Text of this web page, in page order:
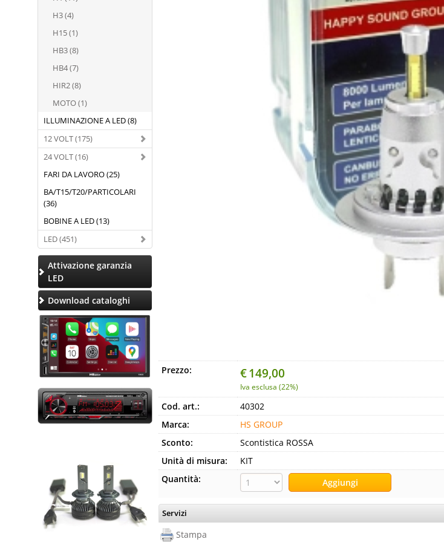
H3 (4)
H15 (1)
HB3 (8)
HB4 (7)
HIR2 (8)
MOTO (1)
ILLUMINAZIONE A LED (8)
12 VOLT (175)
24 VOLT (16)
FARI DA LAVORO (25)
BA/T15/T20/PARTICOLARI
(36)
BOBINE A LED (13)
LED (451)
Attivazione garanzia
LED
Download cataloghi
Prezzo: €149,00
Iva esclusa (22%)
Cod. art.:
40302
Marca:
HS GROUP
Sconto:
Scontistica ROSSA
Unità di misura:
KIT
Quantità:
Servizi
Stampa